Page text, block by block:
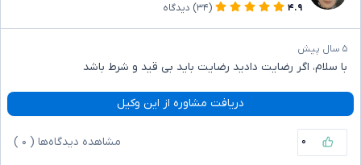
۴.۹
(۳۴) دیدگاه
۵ سال پیش
با سلام، اگر رضایت دادید رضایت باید بی قید و شرط باشد
دریافت مشاوره از این وکیل
۰ مشاهده دیدگاه‌ها ( ۰